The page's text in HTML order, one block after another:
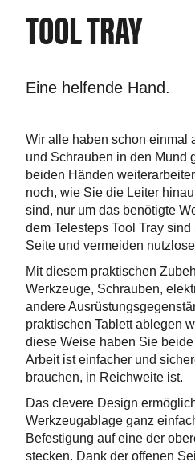
TOOL TRAY
Eine helfende Hand.
Wir alle haben schon einmal
und Schrauben in den Mund
beiden Händen
noch, wie Sie die Leiter
sind, nur um das benötigte
dem Telesteps Tool Tray
Seite und vermeiden
Mit diesem praktischen
Werkzeuge, Schrauben,
andere
praktischen Tablett ablegen
diese Weise haben Sie
Arbeit ist einfacher und
brauchen, in Reichweite ist.
Das clevere Design
Werkzeugablage ganz
Befestigung auf eine der
stecken. Dank der offenen